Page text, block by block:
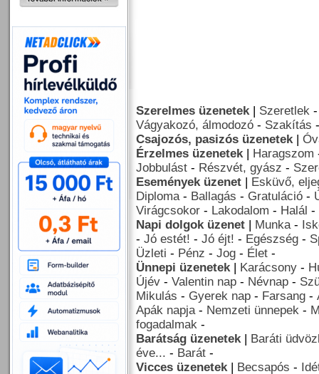
Szerelmes üzenetek| Szeretlek
Vágyakozó, álmodozó - Szakítás
Csajozós, pasizós üzenetek|
Érzelmes üzenetek| Haragszom
Jobbulást - Részvét, gyász -
Események üzenet | Esküvő,
Diploma- Ballagás - Gratuláció -
Virágcsokor - Lakodalom - Halál -
Napi dolgok üzenet | Munka-
- Jó estét! - Jó éjt! - Egészség -
Üzleti - Pénz - Jog - Élet -
Ünnepi üzenetek| Karácsony -
Újév - Valentin nap - Névnap -
Mikulás - Gyerek nap - Farsang -
Apák napja- Nemzeti ünnepek -
fogadalmak -
Barátság üzenetek| Baráti
éve... - Barát -
Vicces üzenetek| Becsapós -